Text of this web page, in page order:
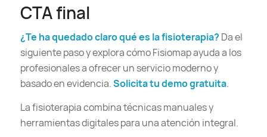
CTA final
¿Te ha quedado claro qué es la fisioterapia? Da el
siguiente paso y explora cómo Fisiomap ayuda a los
profesionales a ofrecer un servicio moderno y
basado en evidencia.Solicita tu demo gratuita.
La fisioterapia combina técnicas manuales y
herramientas digitales para una atención integral.